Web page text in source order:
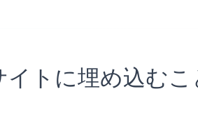
に埋め込むこ